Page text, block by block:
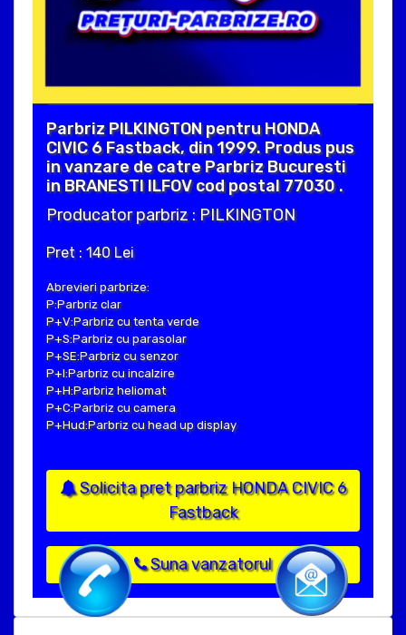
Parbriz PILKINGTON pentru HONDA
CIVIC 6 Fastback, din 1999. Produs pus
in vanzare de catre Parbriz Bucuresti
in BRANESTI ILFOV cod postal 77030 .
Producator parbriz : PILKINGTON
Pret : 140 Lei
Abrevieri parbrize:
P:Parbriz clar
P+V:Parbriz cu tenta verde
P+S:Parbriz cu parasolar
P+SE:Parbriz cu senzor
P+I:Parbriz cu incalzire
P+H:Parbriz heliomat
P+C:Parbriz cu camera
P+Hud:Parbriz cu head up display
Solicita pret parbriz HONDA CIVIC 6
Fastback
Suna vanzatorul